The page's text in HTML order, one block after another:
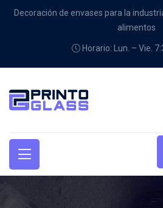
Decoración de envases para la
alimentos
Horario: Lun. – Vie.